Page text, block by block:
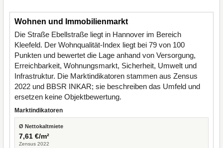
Wohnen und Immobilienmarkt
Die Straße Ebellstraße liegt in Hannover im Bereich
Kleefeld. Der Wohnqualität-Index liegt bei 79 von 100
Punkten und bewertet die Lage anhand von Versorgung,
Erreichbarkeit, Wohnungsmarkt, Sicherheit, Umwelt und
Infrastruktur. Die Marktindikatoren stammen aus Zensus
2022 und BBSR INKAR; sie beschreiben das Umfeld und
ersetzen keine Objektbewertung.
Marktindikatoren
Ø Nettokaltmiete
7,61 €/m²
Zensus 2022